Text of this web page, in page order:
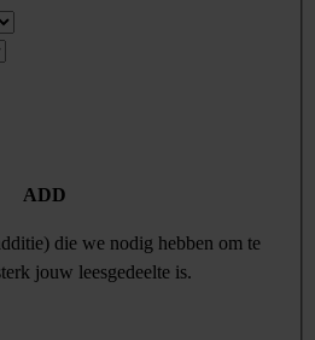
ADD
die we nodig hebben om te
jouw leesgedeelte is.